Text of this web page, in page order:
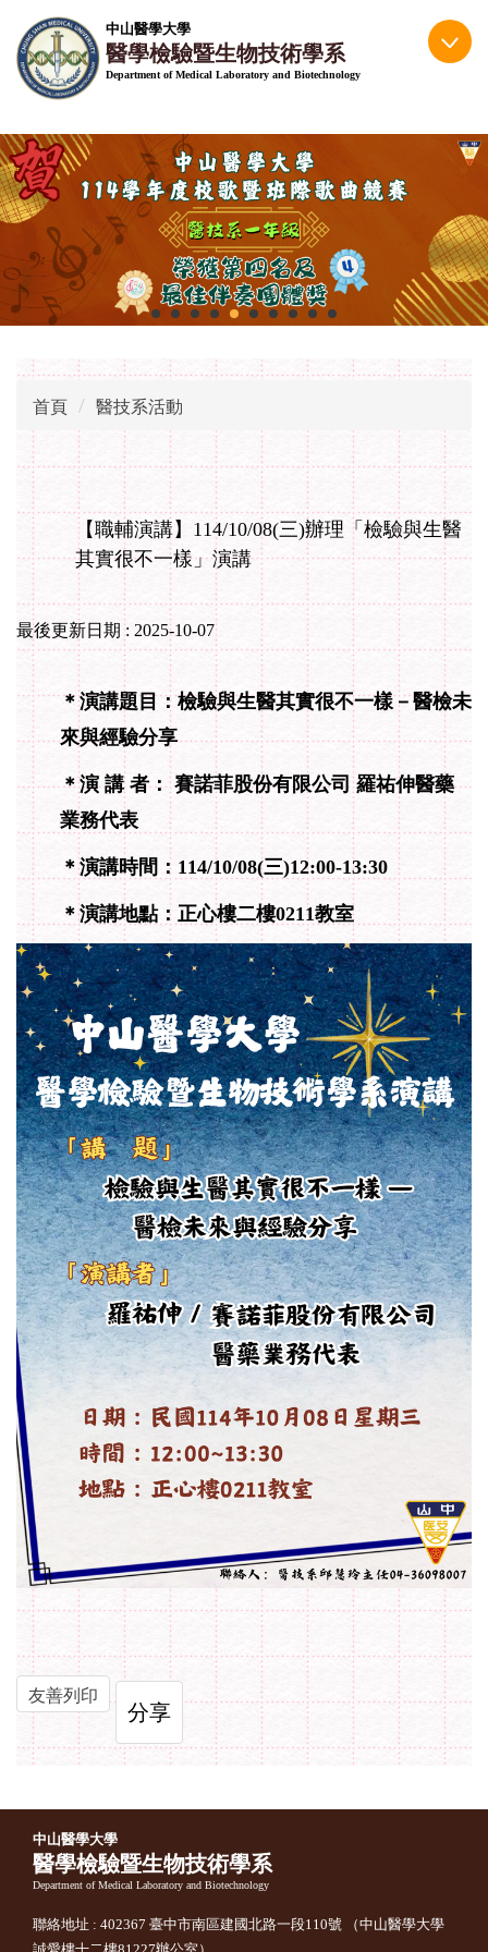
到
主
容
區
中山醫學大學
醫學檢驗暨生物技術學系
Department of Medical Laboratory and Biotechnology
首頁 醫技系活動
【職輔演講】114/10/08(三)辦理「檢驗與生醫
其實很不一樣」演講
最後更新日期 : 2025-10-07
＊演講題目：檢驗與生醫其實很不一樣－醫檢未
來與經驗分享
＊演 講 者： 賽諾菲股份有限公司 羅祐伸醫藥
業務代表
＊演講時間：114/10/08(三)12:00-13:30
＊演講地點：正心樓二樓0211教室
友善列印
分享
中山醫學大學
醫學檢驗暨生物技術學系
Department of Medical Laboratory and Biotechnology
聯絡地址 : 402367 臺中市南區建國北路一段110號 （中山醫學大學